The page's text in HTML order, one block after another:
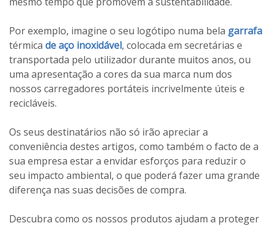
Por exemplo, imagine o seu logótipo numa bela garrafa
térmica de aço inoxidável, colocada em secretárias e
transportada pelo utilizador durante muitos anos, ou
uma apresentação a cores da sua marca num dos
nossos carregadores portáteis incrivelmente úteis e
recicláveis.
Os seus destinatários não só irão apreciar a
conveniência destes artigos, como também o facto de a
sua empresa estar a envidar esforços para reduzir o
seu impacto ambiental, o que poderá fazer uma grande
diferença nas suas decisões de compra.
Descubra como os nossos produtos ajudam a proteger